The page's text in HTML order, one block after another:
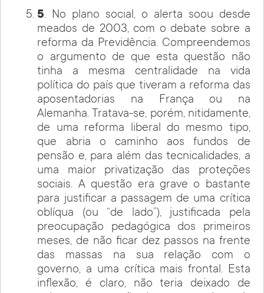
5. No plano social, o alerta soou desde
meados de 2003, com o debate sobre a
reforma da Previdência. Compreendemos
o argumento de que esta questão não
tinha a mesma centralidade na vida
política do país que tiveram a reforma das
aposentadorias na França ou na
Alemanha. Tratava-se, porém, nitidamente,
de uma reforma liberal do mesmo tipo,
que abria o caminho aos fundos de
pensão e, para além das tecnicalidades, a
uma maior privatização das proteções
sociais. A questão era grave o bastante
para justificar a passagem de uma crítica
oblíqua (ou “de lado”), justificada pela
preocupação pedagógica dos primeiros
meses, de não ficar dez passos na frente
das massas na sua relação com o
governo, a uma crítica mais frontal. Esta
inflexão, é claro, não teria deixado de